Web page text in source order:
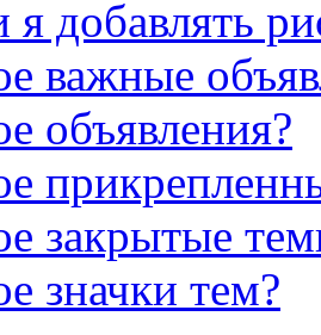
добавлять
важные
объявления?
закрытые
значки тем?